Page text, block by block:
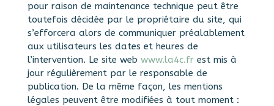
pour raison de maintenance technique peut être
toutefois décidée par le propriétaire du site, qui
s’efforcera alors de communiquer préalablement
aux utilisateurs les dates et heures de
l’intervention. Le site web www.la4c.frest mis à
jour régulièrement par le responsable de
publication. De la même façon, les mentions
légales peuvent être modifiées à tout moment :